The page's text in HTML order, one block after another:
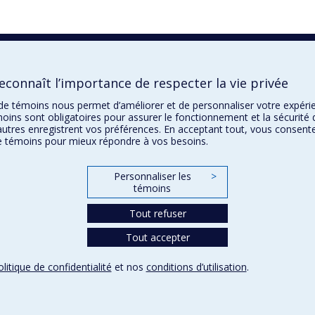
l’importance de respecter la vie privée
témoins nous permet d’améliorer et de personnaliser votre
sont obligatoires pour assurer le fonctionnement et la sécurité
enregistrent vos préférences. En acceptant tout, vous
témoins pour mieux répondre à vos besoins.
Personnaliser les
témoins
>
Tout refuser
Tout accepter
de confidentialité et nos conditions d’utilisation.